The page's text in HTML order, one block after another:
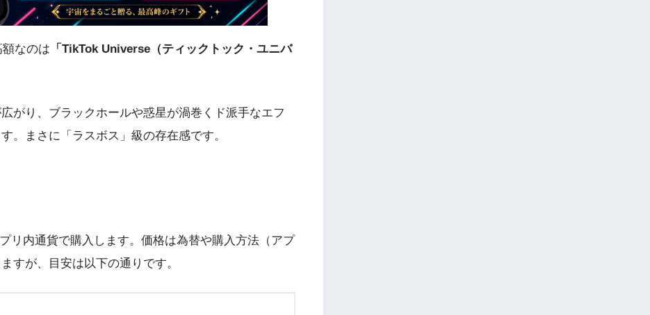
なのは 「TikTok Universe（ティックトック・ユニバ
がり、ブラックホールや惑星が渦巻くド派手なエフ
。まさに「ラスボス」級の存在感です。
リ内通貨で購入します。価格は為替や購入方法（アプ
すが、目安は以下の通りです。